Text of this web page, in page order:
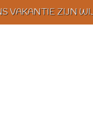
VAKANTIE ZIJN